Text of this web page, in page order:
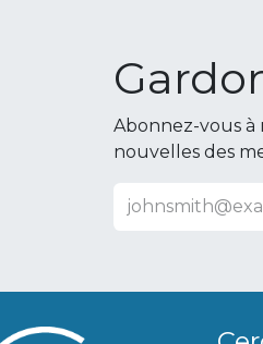
Abonnez-vous
nouvelles des